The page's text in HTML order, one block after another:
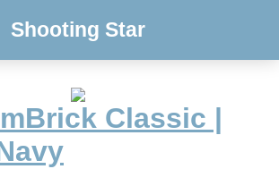
Shooting Star
Classic |